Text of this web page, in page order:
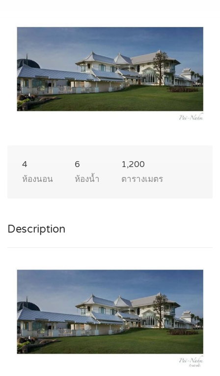
4
ห้องนอน
6
ห้องน้ำ
1,200
ตารางเมตร
Description